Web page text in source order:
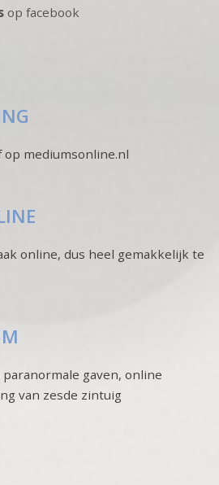
op facebook
op mediumsonline.nl
online, dus heel gemakkelijk te
paranormale gaven, online
van zesde zintuig